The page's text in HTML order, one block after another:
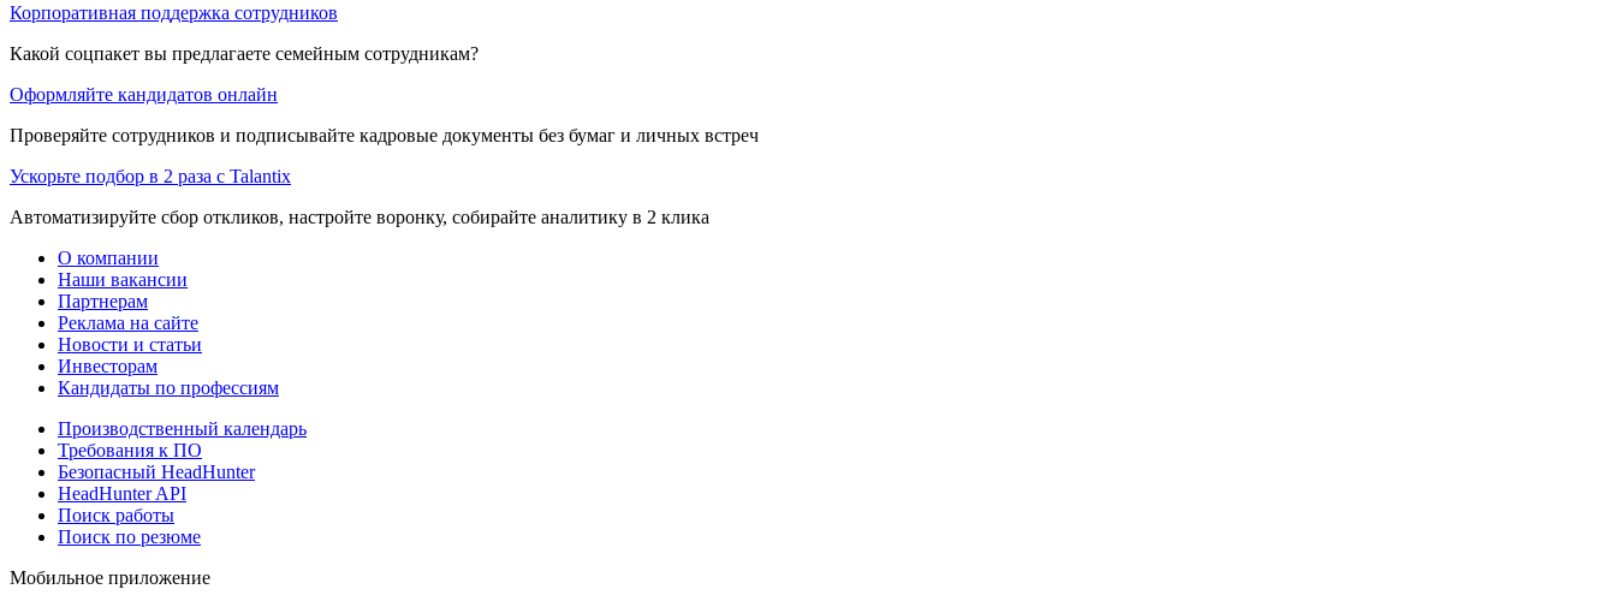
Корпоративная поддержка сотрудников
Какой соцпакет вы предлагаете семейным сотрудникам?
Оформляйте кандидатов онлайн
Проверяйте сотрудников и подписывайте кадровые документы без бумаг и личных встреч
Ускорьте подбор в 2 раза с Talantix
Автоматизируйте сбор откликов, настройте воронку, собирайте аналитику в 2 клика
О компании
Наши вакансии
Партнерам
Реклама на сайте
Новости и статьи
Инвесторам
Кандидаты по профессиям
Производственный календарь
Требования к ПО
Безопасный HeadHunter
HeadHunter API
Поиск работы
Поиск по резюме
Мобильное приложение